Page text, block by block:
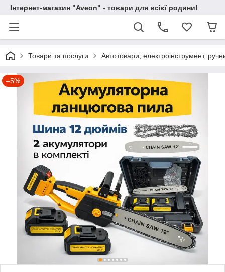
Інтернет-магазин "Aveon" - товари для всієї родини!
Товари та послуги Автотовари, електроінструмент,
–5%